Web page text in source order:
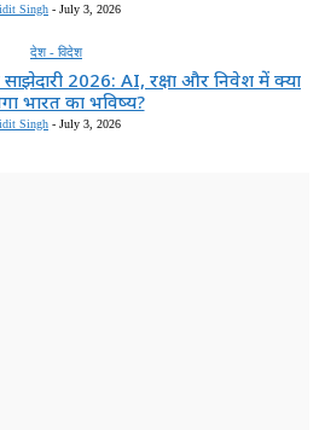
Singh - July 3, 2026
देश - विदेश
2026: AI, रक्षा और निवेश में क्या
भारत का भविष्य?
Singh - July 3, 2026